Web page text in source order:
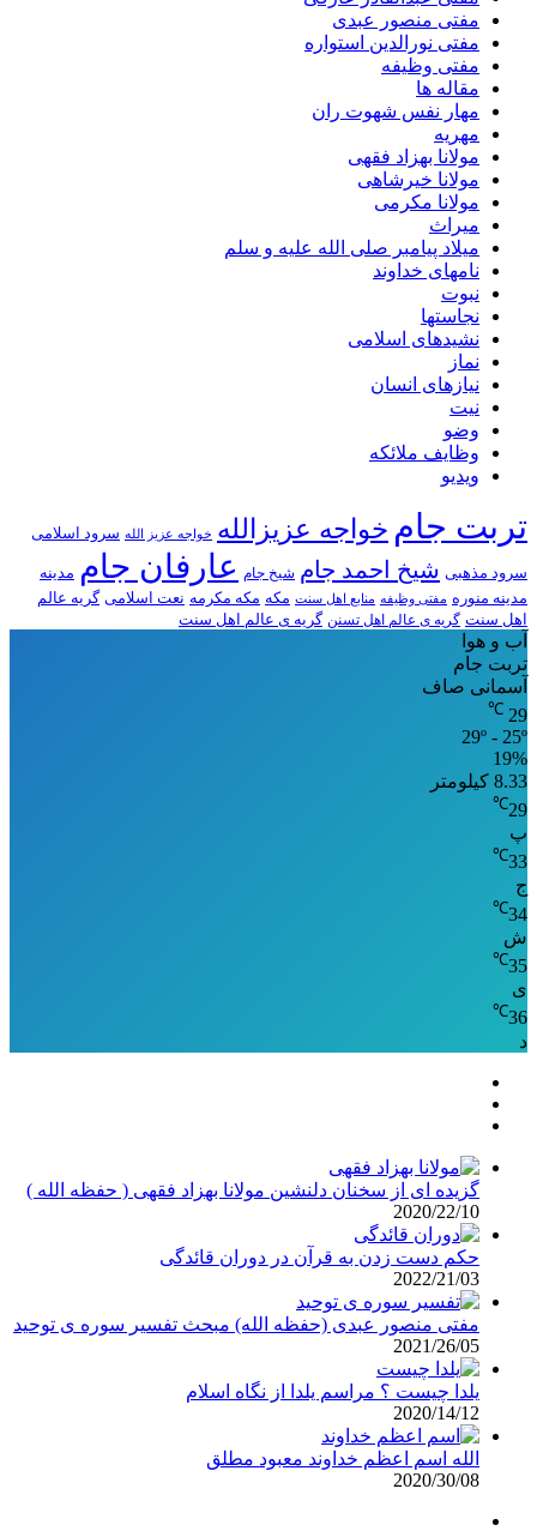
مفتی منصور عبدی
مفتی نورالدین استواره
مفتی وظیفه
مقاله ها
مهار نفس شهوت ران
مهریه
مولانا بهزاد فقهی
مولانا خیرشاهی
مولانا مکرمی
میراث
میلاد پیامبر صلی الله علیه و سلم
نامهای خداوند
نبوت
نجاستها
نشیدهای اسلامی
نماز
نیازهای انسان
نیت
وضو
وظایف ملائکه
ویدیو
تربت جام خواجه عزیزالله خواجه عزیز الله سرود اسلامی
سرود مذهبی شیخ احمد جام شیخ جام عارفان جام مدینه
مدینه منوره مفتی وظیفه منابع اهل سنت مکه مکه مکرمه نعت اسلامی گریه عالم
اهل سنت گریه ی عالم اهل تسنن گریه ی عالم اهل سنت
آب و هوا
تربت جام
آسمانی صاف
29
℃
29º - 25º
19%
8.33 کیلومتر
29
℃
پ
33
℃
ج
34
℃
ش
35
℃
ی
36
℃
د
گزیده ای از سخنان دلنشین مولانا بهزاد فقهی ( حفظه الله )
2020/22/10
حکم دست زدن به قرآن در دوران قائدگی
2022/21/03
مفتی منصور عبدی (حفظه الله) مبحث تفسیر سوره ی توحید
2021/26/05
یلدا چیست ؟ مراسم یلدا از نگاه اسلام
2020/14/12
الله اسم اعظم خداوند معبود مطلق
2020/30/08